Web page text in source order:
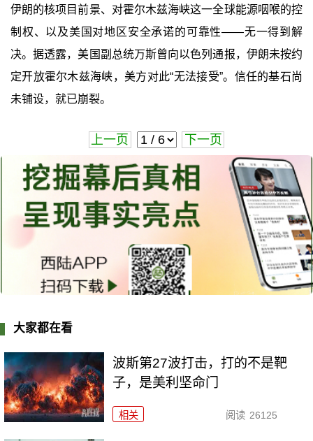
伊朗的核项目前景、对霍尔木兹海峡这一全球能源咽喉的控
制权、以及美国对地区安全承诺的可靠性——无一得到解
决。据透露，美国副总统万斯曾向以色列通报，伊朗未按约
定开放霍尔木兹海峡，美方对此“无法接受”。信任的基石尚
未铺设，就已崩裂。
上一页 下一页
大家都在看
波斯第27波打击，打的不是靶
子，是美利坚命门
相关 阅读 26125